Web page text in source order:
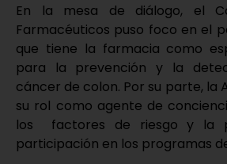
En la mesa de diálogo, el
Farmacéuticos puso foco en el
que tiene la farmacia como
para la prevención y la
cáncer de colon. Por su parte, la
su rol como agente de
los factores de riesgo y la
participación en los programas